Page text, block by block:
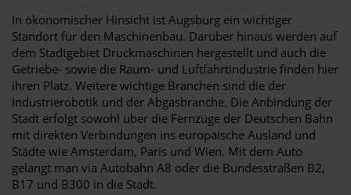
In ökonomischer Hinsicht ist Augsburg ein wichtiger
Standort für den Maschinenbau. Darüber hinaus werden auf
dem Stadtgebiet Druckmaschinen hergestellt und auch die
Getriebe- sowie die Raum- und Luftfahrtindustrie finden hier
ihren Platz. Weitere wichtige Branchen sind die der
Industrierobotik und der Abgasbranche. Die Anbindung der
Stadt erfolgt sowohl über die Fernzüge der Deutschen Bahn
mit direkten Verbindungen ins europäische Ausland und
Städte wie Amsterdam, Paris und Wien. Mit dem Auto
gelangt man via Autobahn A8 oder die Bundesstraßen B2,
B17 und B300 in die Stadt.